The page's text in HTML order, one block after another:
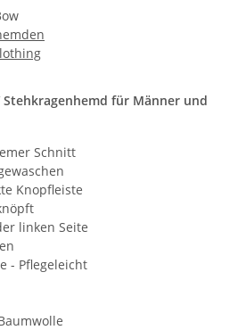
für Männer und
Schnitt
Knopfleiste
linken Seite
- Pflegeleicht